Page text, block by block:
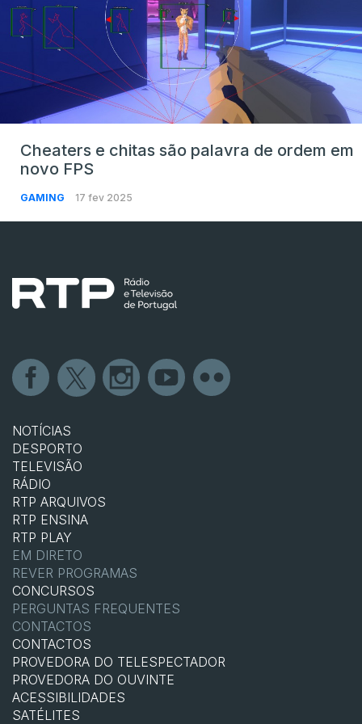
Cheaters e chitas são palavra de ordem em
novo FPS
GAMING 17 fev 2025
NOTÍCIAS
DESPORTO
TELEVISÃO
RÁDIO
RTP ARQUIVOS
RTP ENSINA
RTP PLAY
EM DIRETO
REVER PROGRAMAS
CONCURSOS
PERGUNTAS FREQUENTES
CONTACTOS
CONTACTOS
PROVEDORA DO TELESPECTADOR
PROVEDORA DO OUVINTE
ACESSIBILIDADES
SATÉLITES